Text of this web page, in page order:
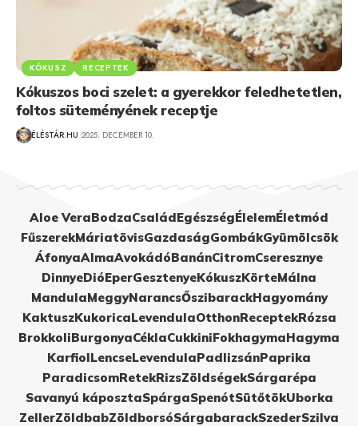
KÓKUSZ RECEPTEK
Kókuszos boci szelet: a gyerekkor feledhetetlen,
foltos süteményének receptje
ÉLÉSTÁR.HU 2025. DECEMBER 10.
Aloe VeraBodzaCsaládEgészségÉlelemÉletmód
FűszerekMáriatövisGazdaságGombákGyümölcsök
ÁfonyaAlmaAvokádóBanánCitromCseresznye
DinnyeDióEperGesztenyeKókuszKörteMálna
MandulaMeggyNarancsŐszibarackHagyomány
KaktuszKukoricaLevendulaOtthonReceptekRózsa
BrokkoliBurgonyaCéklaCukkiniFokhagymaHagyma
KarfiolLencseLevendulaPadlizsánPaprika
ParadicsomRetekRizsZöldségekSárgarépa
Savanyú káposztaSpárgaSpenótSütőtökUborka
ZellerZöldbabZöldborsóSárgabarackSzederSzilva